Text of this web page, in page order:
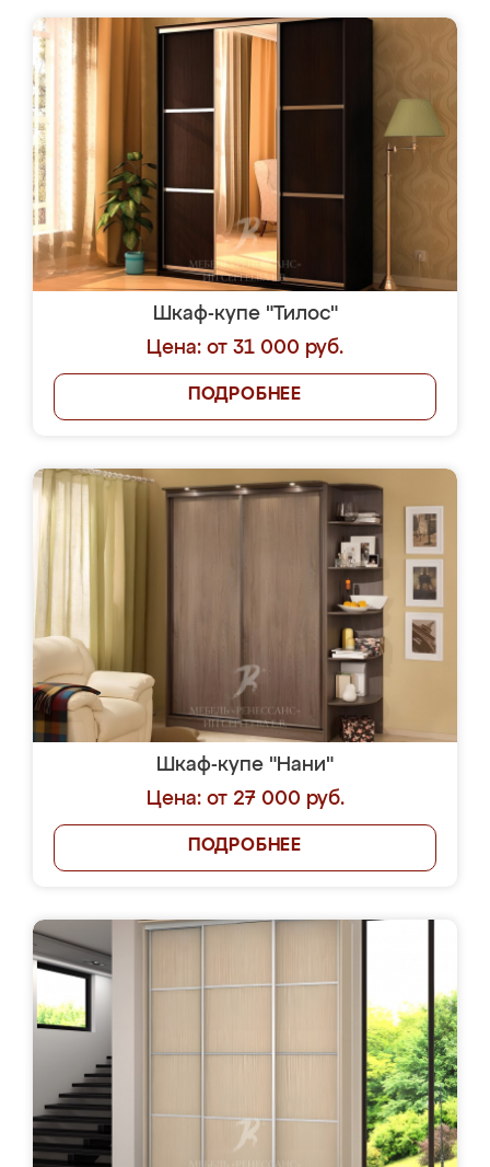
Шкаф-купе "Тилос"
Цена: от 31 000 руб.
ПОДРОБНЕЕ
Шкаф-купе "Нани"
Цена: от 27 000 руб.
ПОДРОБНЕЕ